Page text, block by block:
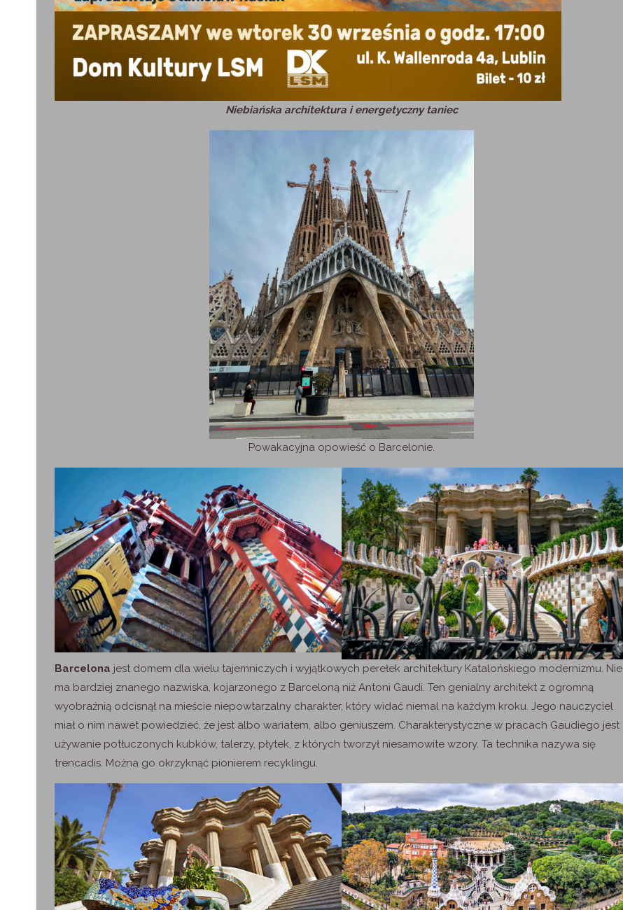
Niebiańska architektura i energetyczny taniec
Powakacyjna opowieść o Barcelonie.
Barcelona jest domem dla wielu tajemniczych i wyjątkowych perełek architektury Katalońskiego modernizmu. Nie
ma bardziej znanego nazwiska, kojarzonego z Barceloną niż Antoni Gaudi. Ten genialny architekt z ogromną
wyobraźnią odcisnął na mieście niepowtarzalny charakter, który widać niemal na każdym kroku. Jego nauczyciel
miał o nim nawet powiedzieć, że jest albo wariatem, albo geniuszem. Charakterystyczne w pracach Gaudiego jest
używanie potłuczonych kubków, talerzy, płytek, z których tworzył niesamowite wzory. Ta technika nazywa się
trencadis. Można go okrzyknąć pionierem recyklingu.